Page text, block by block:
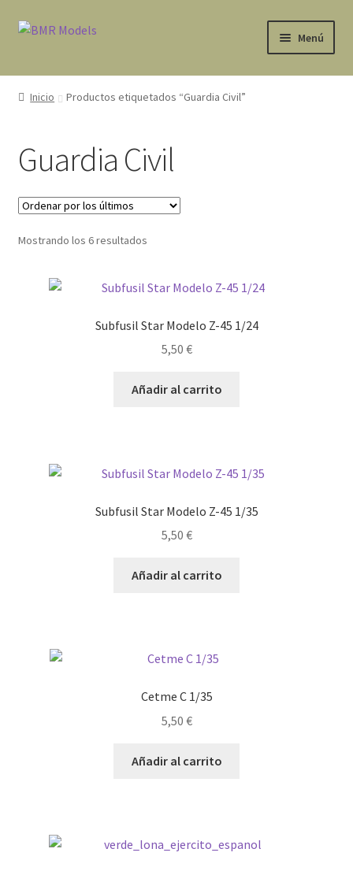
Ir
Ir
Menú
Tienda
Contacto
Mi cuenta
Inicio Productos etiquetados “Guardia Civil”
Guardia Civil
Mostrando los 6 resultadosOrdenado
últimos
Subfusil Star Modelo Z-45 1/24
5,50 €
Añadir al carrito
Subfusil Star Modelo Z-45 1/35
5,50 €
Añadir al carrito
Cetme C 1/35
5,50 €
Añadir al carrito